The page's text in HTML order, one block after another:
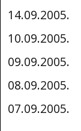
14.09.2005.
10.09.2005.
09.09.2005.
08.09.2005.
07.09.2005.